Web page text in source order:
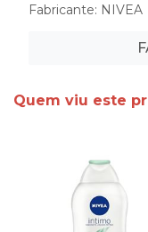
Fabricante: NIVEA
Quem viu este